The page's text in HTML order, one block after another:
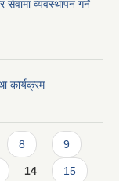
सेवामा व्यवस्थापन गर्ने
कार्यक्रम
8 9
14 15